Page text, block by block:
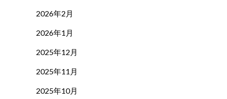
2026年2月
2026年1月
2025年12月
2025年11月
2025年10月